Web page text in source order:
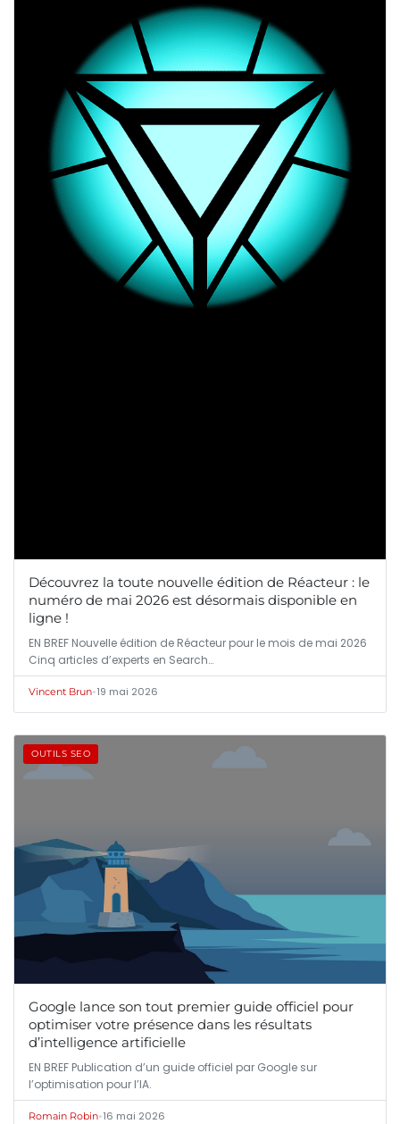
Découvrez la toute nouvelle édition de Réacteur : le
numéro de mai 2026 est désormais disponible en
ligne !
EN BREF Nouvelle édition de Réacteur pour le mois de mai 2026
Cinq articles d’experts en Search…
Vincent Brun•19 mai 2026
OUTILS SEO
Google lance son tout premier guide officiel pour
optimiser votre présence dans les résultats
d’intelligence artificielle
EN BREF Publication d’un guide officiel par Google sur
l’optimisation pour l’IA.
Romain Robin•16 mai 2026